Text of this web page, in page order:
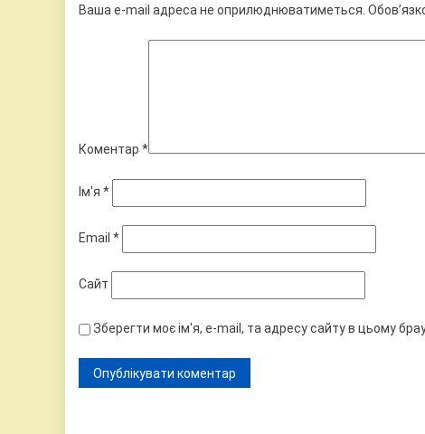
Ваша e-mail адреса не оприлюднюватиметься.
Коментар *
Ім'я *
Email *
Сайт
Зберегти моє ім'я, e-mail, та адресу сайту в цьому